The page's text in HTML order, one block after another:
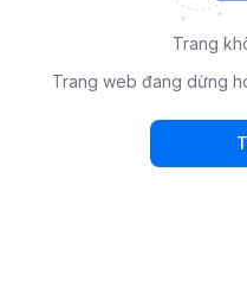
Trang
Trang web đang dừng